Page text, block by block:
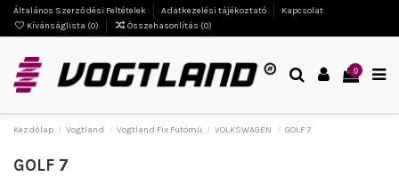
Általános Szerződési Feltételek Adatkezelési tájékoztató
Kapcsolat
Kívánságlista (0) Összehasonlítás (0)
0
Kezdőlap Vogtland Vogtland Fix Futómű VOLKSWAGEN GOLF 7
GOLF 7